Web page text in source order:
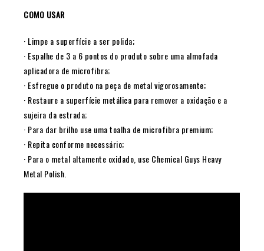
COMO USAR
· Limpe a superfície a ser polida;
· Espalhe de 3 a 6 pontos do produto sobre uma almofada
aplicadora de microfibra;
· Esfregue o produto na peça de metal vigorosamente;
· Restaure a superfície metálica para remover a oxidação e a
sujeira da estrada;
· Para dar brilho use uma toalha de microfibra premium;
· Repita conforme necessário;
· Para o metal altamente oxidado, use Chemical Guys Heavy
Metal Polish.